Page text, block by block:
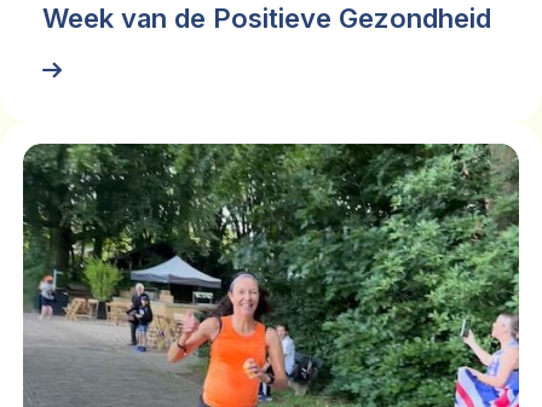
Week van de Positieve Gezondheid